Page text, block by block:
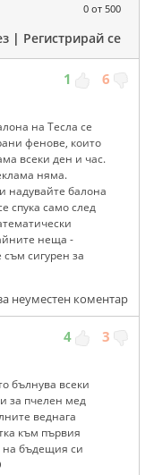
0 от 500
| Регистрирай се
1 6
на Тесла се
фенове, които
всеки ден и час.
няма.
надувайте балона
спука само след
неща -
сигурен за
неуместен коментар
4 3
бълнува всеки
за пчелен мед
веднага
към първия
на бъдещия си